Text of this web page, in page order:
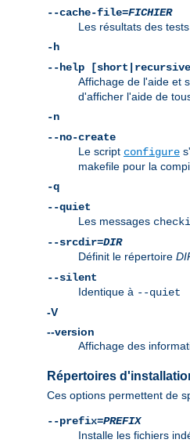
--cache-file=FICHIER
Les résultats des
-h
--help
Affichage de l'aide et
d'afficher l'aide de
-n
--no-create
Le script configure
makefile pour la
-q
--quiet
Les messages
--srcdir=DIR
Définit le répertoire
--silent
Identique à --quiet
-V
--version
Affichage des
Répertoires
Ces options permettent de
--prefix=PREFIX
Installe les fichiers